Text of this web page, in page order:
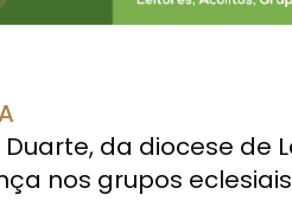
Duarte, da diocese
nos grupos